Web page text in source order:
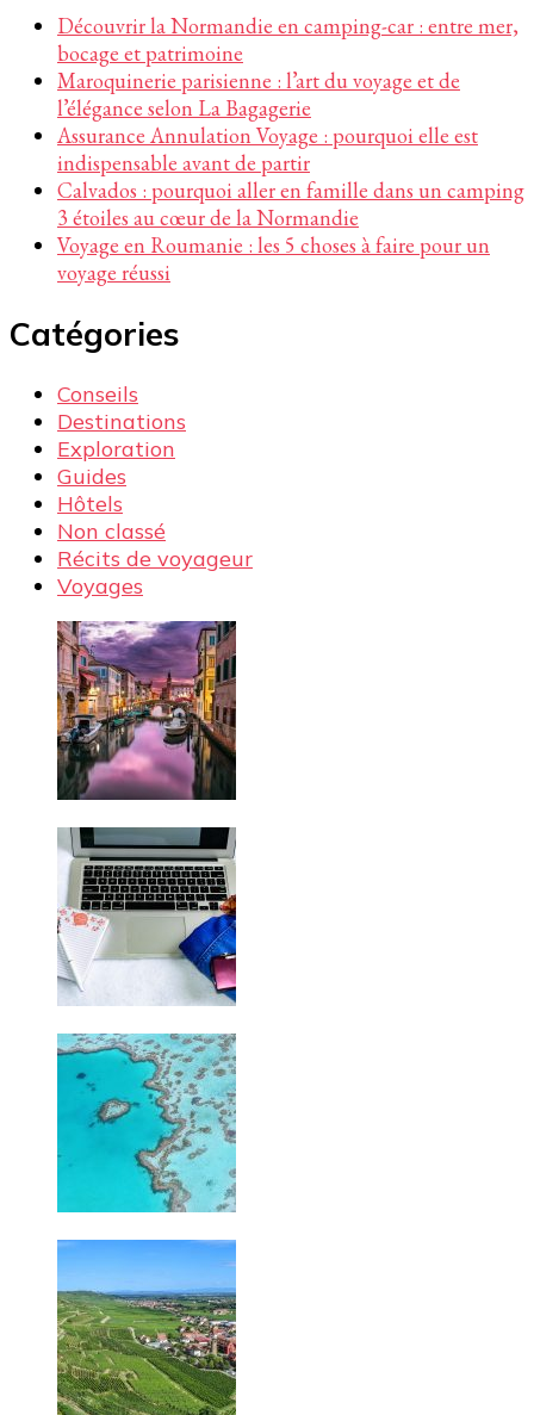
Découvrir la Normandie en camping-car : entre mer,
bocage et patrimoine
Maroquinerie parisienne : l’art du voyage et de
l’élégance selon La Bagagerie
Assurance Annulation Voyage : pourquoi elle est
indispensable avant de partir
Calvados : pourquoi aller en famille dans un camping
3 étoiles au cœur de la Normandie
Voyage en Roumanie : les 5 choses à faire pour un
voyage réussi
Catégories
Conseils
Destinations
Exploration
Guides
Hôtels
Non classé
Récits de voyageur
Voyages